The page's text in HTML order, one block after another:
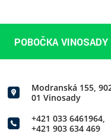
POBOČKA VINOSADY
Modranská 155,
01 Vinosady
+421 033 6461964,
+421 903 634 469